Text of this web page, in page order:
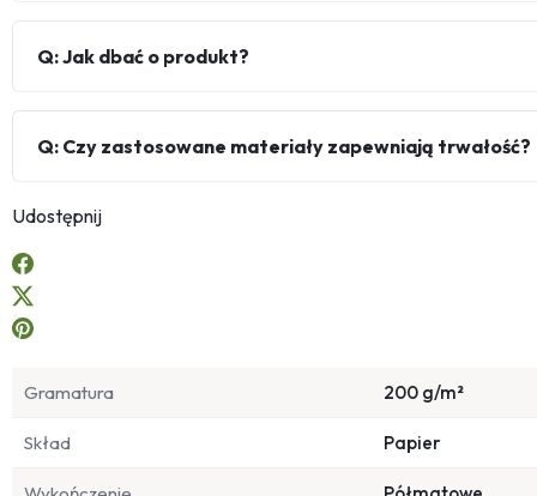
Q: Jak dbać o produkt?
Q: Czy zastosowane materiały zapewniają trwałość?
Udostępnij
Gramatura 200 g/m²
Skład Papier